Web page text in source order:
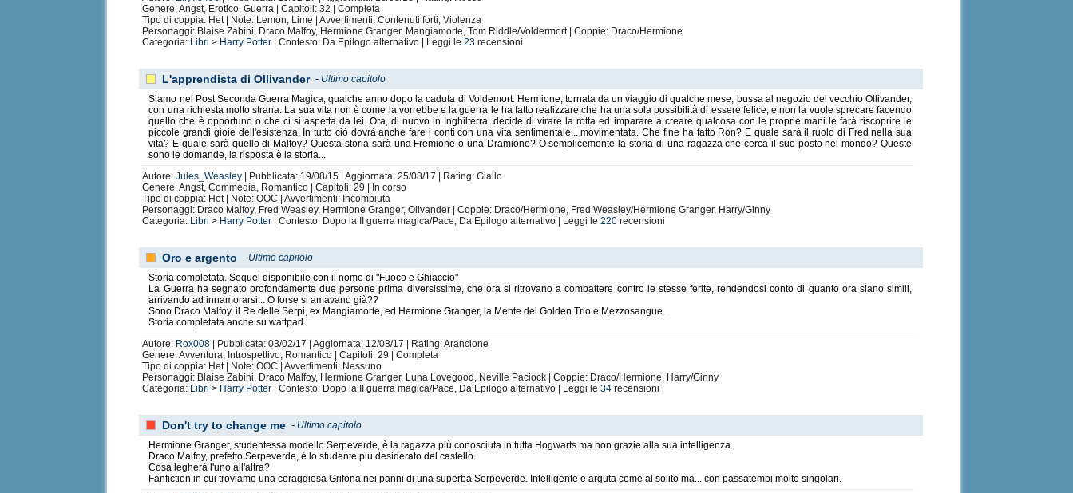
Genere: Angst, Erotico, Guerra | Capitoli: 32 | Completa
Tipo di coppia: Het | Note: Lemon, Lime | Avvertimenti: Contenuti forti, Violenza
Personaggi: Blaise Zabini, Draco Malfoy, Hermione Granger, Mangiamorte, Tom Riddle/Voldermort | Coppie: Draco/Hermione
Categoria: Libri > Harry Potter | Contesto: Da Epilogo alternativo | Leggi le23 recensioni
L'apprendista di Ollivander - Ultimo capitolo
Siamo nel Post Seconda Guerra Magica, qualche anno dopo la caduta di Voldemort: Hermione, tornata da un viaggio di qualche mese, bussa al negozio del vecchio Ollivander,
con una richiesta molto strana. La sua vita non è come la vorrebbe e la guerra le ha fatto realizzare che ha una sola possibilità di essere felice, e non la vuole sprecare facendo
quello che è opportuno o che ci si aspetta da lei. Ora, di nuovo in Inghilterra, decide di virare la rotta ed imparare a creare qualcosa con le proprie mani le farà riscoprire le
piccole grandi gioie dell'esistenza. In tutto ciò dovrà anche fare i conti con una vita sentimentale... movimentata. Che fine ha fatto Ron? E quale sarà il ruolo di Fred nella sua
vita? E quale sarà quello di Malfoy? Questa storia sarà una Fremione o una Dramione? O semplicemente la storia di una ragazza che cerca il suo posto nel mondo? Queste
sono le domande, la risposta è la storia...
Autore:Jules_Weasley | Pubblicata: 19/08/15 | Aggiornata: 25/08/17 | Rating: Giallo
Genere: Angst, Commedia, Romantico | Capitoli: 29 | In corso
Tipo di coppia: Het | Note: OOC | Avvertimenti: Incompiuta
Personaggi: Draco Malfoy, Fred Weasley, Hermione Granger, Olivander | Coppie: Draco/Hermione, Fred Weasley/Hermione Granger, Harry/Ginny
Categoria: Libri > Harry Potter | Contesto: Dopo la II guerra magica/Pace, Da Epilogo alternativo | Leggi le220 recensioni
Oro e argento - Ultimo capitolo
Storia completata. Sequel disponibile con il nome di "Fuoco e Ghiaccio"
La Guerra ha segnato profondamente due persone prima diversissime, che ora si ritrovano a combattere contro le stesse ferite, rendendosi conto di quanto ora siano simili,
arrivando ad innamorarsi... O forse si amavano già??
Sono Draco Malfoy, il Re delle Serpi, ex Mangiamorte, ed Hermione Granger, la Mente del Golden Trio e Mezzosangue.
Storia completata anche su wattpad.
Autore: Rox008 | Pubblicata: 03/02/17 | Aggiornata: 12/08/17 | Rating: Arancione
Genere: Avventura, Introspettivo, Romantico | Capitoli: 29 | Completa
Tipo di coppia: Het | Note: OOC | Avvertimenti: Nessuno
Personaggi: Blaise Zabini, Draco Malfoy, Hermione Granger, Luna Lovegood, Neville Paciock | Coppie: Draco/Hermione, Harry/Ginny
Categoria: Libri > Harry Potter | Contesto: Dopo la II guerra magica/Pace, Da Epilogo alternativo | Leggi le34 recensioni
Don't try to change me - Ultimo capitolo
Hermione Granger, studentessa modello Serpeverde, è la ragazza più conosciuta in tutta Hogwarts ma non grazie alla sua intelligenza.
Draco Malfoy, prefetto Serpeverde, è lo studente più desiderato del castello.
Cosa legherà l'uno all'altra?
Fanfiction in cui troviamo una coraggiosa Grifona nei panni di una superba Serpeverde. Intelligente e arguta come al solito ma... con passatempi molto singolari.